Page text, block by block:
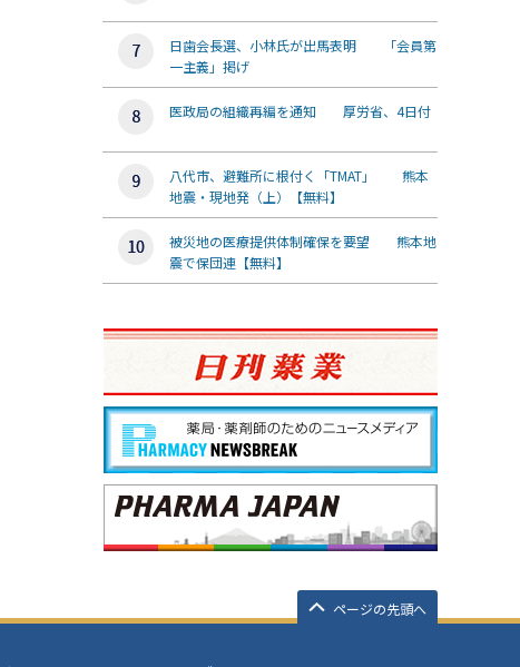
日歯会長選、小林氏が出馬表明 「会員第
一主義」掲げ
医政局の組織再編を通知 厚労省、4日付
八代市、避難所に根付く「TMAT」 熊本
地震・現地発（上）【無料】
被災地の医療提供体制確保を要望 熊本地
震で保団連【無料】
ページの先頭へ